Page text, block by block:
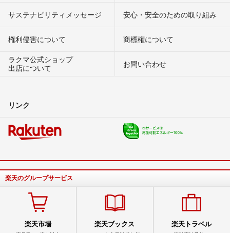
サステナビリティメッセージ 安心・安全のための取り組み
権利侵害について
商標権について
ラクマ公式ショップ
出店について
お問い合わせ
リンク
楽天のグループサービス
楽天市場 楽天ブックス 楽天トラベル